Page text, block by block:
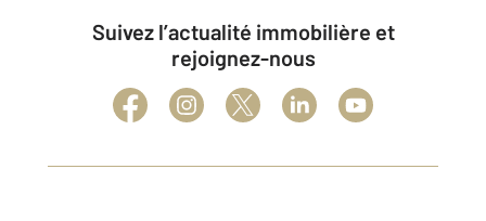
Suivez l’actualité immobilière et
rejoignez-nous